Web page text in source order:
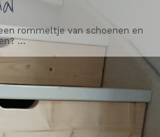
rommeltje van schoenen en
...